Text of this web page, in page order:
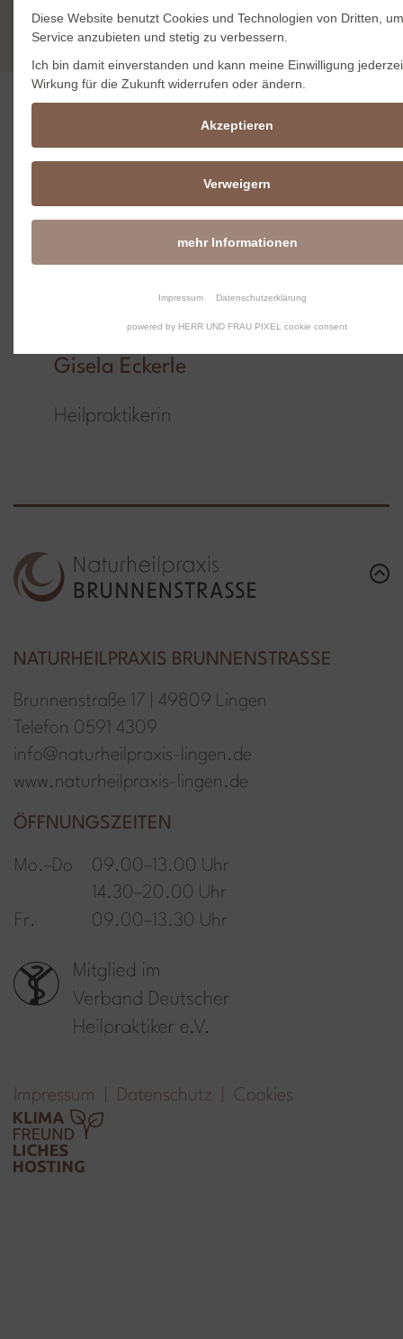
Jetzt Termin vereinbaren
Gisela Eckerle
Heilpraktikerin
NATURHEILPRAXIS BRUNNENSTRASSE
Brunnenstraße 17 | 49809 Lingen
elefon 0591 4309
info@naturheilpraxis-lingen.de
www.naturheilpraxis-lingen.de
ÖFFNUNGSZEITEN
Mo.–Do
09.00–13.00 Uhr
14.30–20.00 Uhr
Fr.
09.00–13.30 Uhr
Impressum Datenschutz Cookies
Diese Website benutzt Cookies und Technologien von Dritten,
Service anzubieten und stetig zu verbessern.
Ich bin damit einverstanden und kann meine Einwilligung
Wirkung für die Zukunft widerrufen oder ändern.
Akzeptieren
Verweigern
mehr Informationen
Impressum Datenschutzerklärung
powered by HERR UND FRAU PIXEL cookie consent